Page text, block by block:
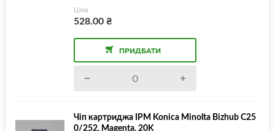
Ціна
528.00₴
ПРИДБАТИ
Чіп картриджа IPM Konica Minolta Bizhub C25
0/252, Magenta, 20K